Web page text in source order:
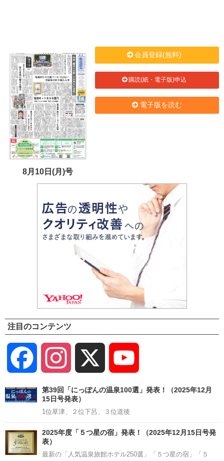
8月10日(月)号
会員登録(無料)
購読(紙・電子版)申込
電子版を読む
注目のコンテンツ
Facebook Instagram
Channel
第39回「にっぽんの温泉100選」発表！（2025年12月
15日号発表）
1位草津、２位下呂、３位道後
2025年度「５つ星の宿」発表！（2025年12月15日号発
表）
最新の「人気温泉旅館ホテル250選」「５つ星の宿」「５